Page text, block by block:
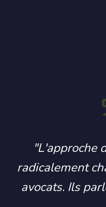
"L'approche
radicalement
avocats. Ils